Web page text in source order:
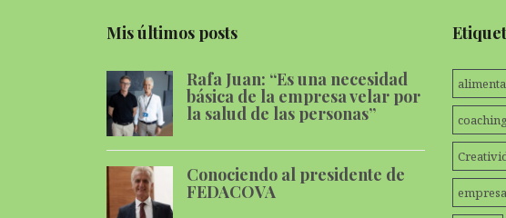
Calidad
Mis últimos posts
Rafa Juan: “Es una necesidad
básica de la empresa velar por
la salud de las personas”
Conociendo al presidente de
FEDACOVA